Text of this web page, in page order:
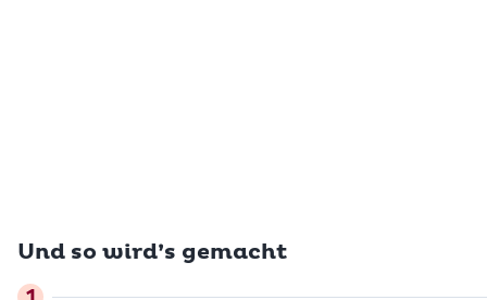
Und so wird’s gemacht